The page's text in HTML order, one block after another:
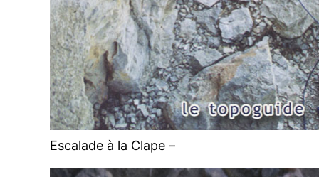
Escalade à la Clape –